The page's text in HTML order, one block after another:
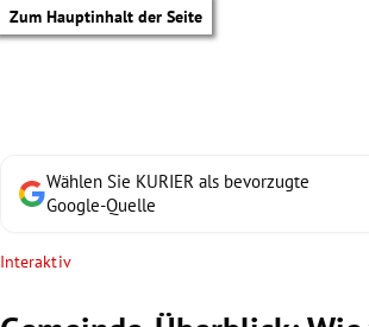
Zum Hauptinhalt der Seite
Wählen Sie KURIER als bevorzugte
Google-Quelle
Interaktiv